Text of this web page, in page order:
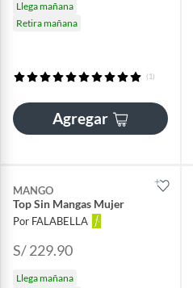
Llega mañana
Retira mañana
(1)
Agregar
MANGO
Top Sin Mangas Mujer
Por FALABELLA
S/ 229.90
Llega mañana